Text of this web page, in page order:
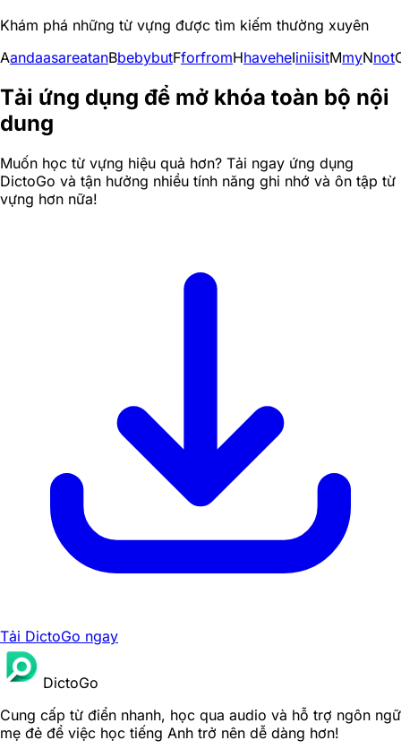
Khám phá những từ vựng được tìm kiếm thường xuyên
AandaasareatanBbebybutFforfromHhaveheIiniisitMmyNnot
Tải ứng dụng để mở khóa toàn bộ nội
dung
Muốn học từ vựng hiệu quả hơn? Tải ngay ứng dụng
DictoGo và tận hưởng nhiều tính năng ghi nhớ và ôn tập từ
vựng hơn nữa!
Tải DictoGo ngay
DictoGo
Cung cấp từ điển nhanh, học qua audio và hỗ trợ ngôn ngữ
mẹ đẻ để việc học tiếng Anh trở nên dễ dàng hơn!